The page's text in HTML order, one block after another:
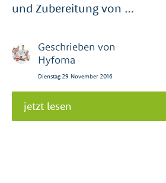
und Zubereitung von …
Geschrieben von
Hyfoma
Dienstag 29 November 2016
jetzt lesen